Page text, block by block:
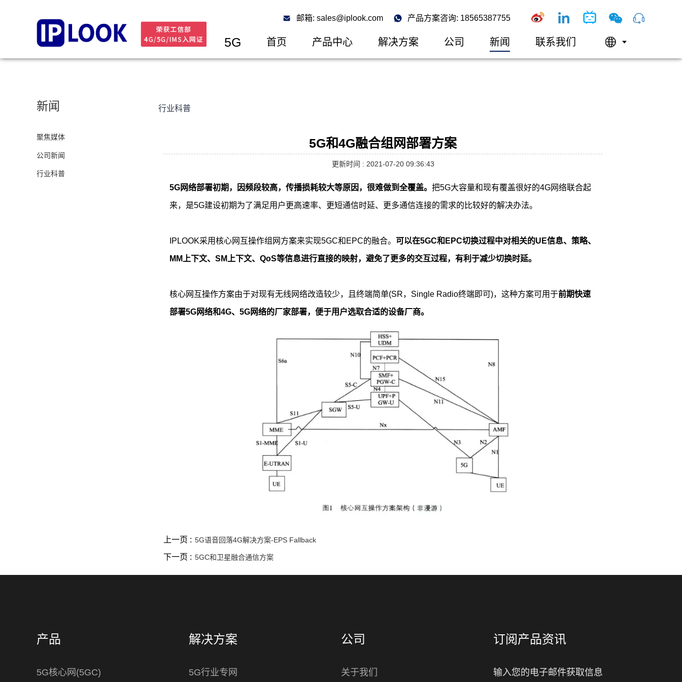
邮箱: sales@iplook.com 产品方案咨询: 18565387755
5G 首页 产品中心 解决方案 公司 新闻 联系我们
新闻
聚焦媒体
公司新闻
行业科普
行业科普
5G和4G融合组网部署方案
更新时间 : 2021-07-20 09:36:43
5G网络部署初期，因频段较高，传播损耗较大等原因，很难做到全覆盖。 把5G大容量和现有覆盖很好的4G网络联合起
来，是5G建设初期为了满足用户更高速率、更短通信时延、更多通信连接的需求的比较好的解决办法。
IPLOOK采用核心网互操作组网方案来实现5GC和EPC的融合。 可以在5GC和EPC切换过程中对相关的UE信息、策略、
MM上下文、SM上下文、QoS等信息进行直接的映射，避免了更多的交互过程，有利于减少切换时延。
核心网互操作方案由于对现有无线网络改造较少，且终端简单(SR，Single Radio终端即可)，这种方案可用于前期快速
部署5G网络和4G、5G网络的厂家部署，便于用户选取合适的设备厂商。
上一页 : 5G语音回落4G解决方案-EPS Fallback
下一页 : 5GC和卫星融合通信方案
产品
5G核心网(5GC)
解决方案
5G行业专网
公司
关于我们
订阅产品资讯
输入您的电子邮件获取信息